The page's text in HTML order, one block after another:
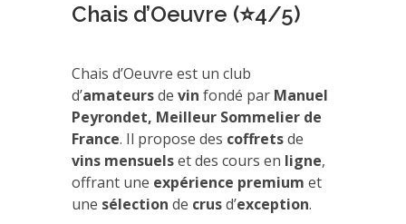
Chais d’Oeuvre (⭐4/5)
Chais d’Oeuvre est un club
d’amateursde vin fondé par Manuel
Peyrondet, Meilleur Sommelier de
France. Il propose des coffretsde
vins mensuelset des cours en ligne,
offrant une expérience premium et
une sélection de crusd’exception.